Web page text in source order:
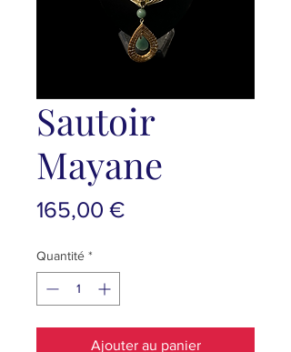
Sautoir
Mayane
165,00 €Prix
Quantité *
Ajouter au panier